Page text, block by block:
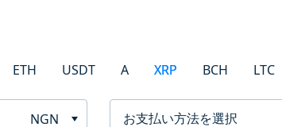
ETH USDT A XRP BCH LTC
NGN お支払い方法を選択